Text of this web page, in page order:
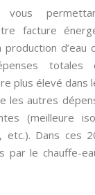
facture
production d’eau
totales
plus élevé dans
les autres
(meilleure
etc.). Dans ces
par le chauffe-